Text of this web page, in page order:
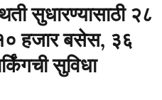
सुधारण्यासाठी २८
हजार बसेस, ३६
सुविधा